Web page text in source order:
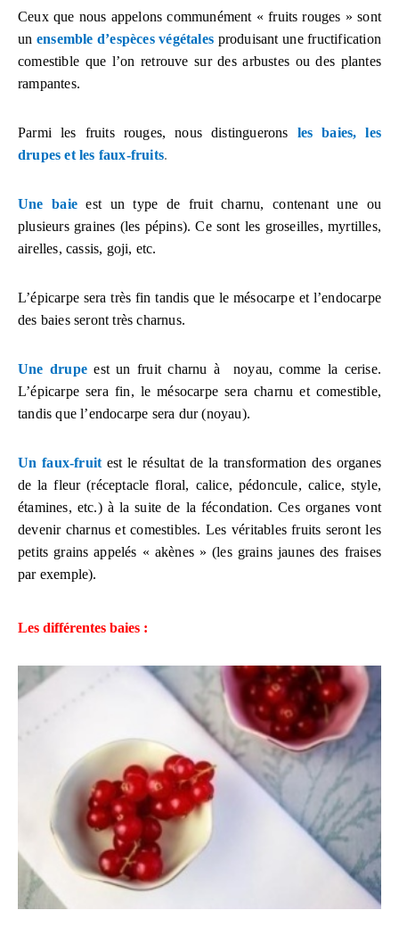
Ceux que nous appelons communément « fruits rouges » sont
un ensemble d’espèces végétales produisant une fructification
comestible que l’on retrouve sur des arbustes ou des plantes
rampantes.
Parmi les fruits rouges, nous distinguerons
les baies, les
drupes et les faux-fruits.
Unebaieest un type de fruitcharnu, contenant une ou
plusieurs graines (les pépins). Ce sont les groseilles, myrtilles,
airelles, cassis, goji, etc.
L’épicarpe sera très fin tandis que le mésocarpe et l’endocarpe
des baies seront très charnus.
Une drupeest un fruit charnu à noyau, comme la cerise.
L’épicarpe sera fin, le mésocarpe sera charnu et comestible,
tandis que l’endocarpe sera dur (noyau).
Unfaux-fruit est le résultat de la transformation des organes
de la fleur (réceptacle floral, calice, pédoncule, calice, style,
étamines, etc.) à la suite de la fécondation. Ces organes vont
devenir charnus et comestibles. Les véritables fruits seront les
petits grains appelés « akènes » (les grains jaunes des fraises
par exemple).
Les différentes baies :